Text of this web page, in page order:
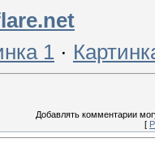
1 ·
Добавлять комментарии
[